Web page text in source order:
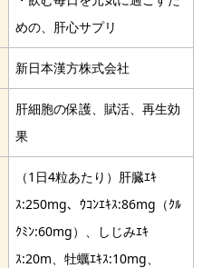
めの、肝心サプリ
新日本漢方株式会社
肝細胞の保護、賦活、再生効
果
（1日4粒あたり）肝臓ｴｷ
ｽ:250mg、ｳｺﾝｴｷｽ:86mg（ｸﾙ
ｸﾐﾝ:60mg）、しじみｴｷ
ｽ:20m、牡蠣ｴｷｽ:10mg、